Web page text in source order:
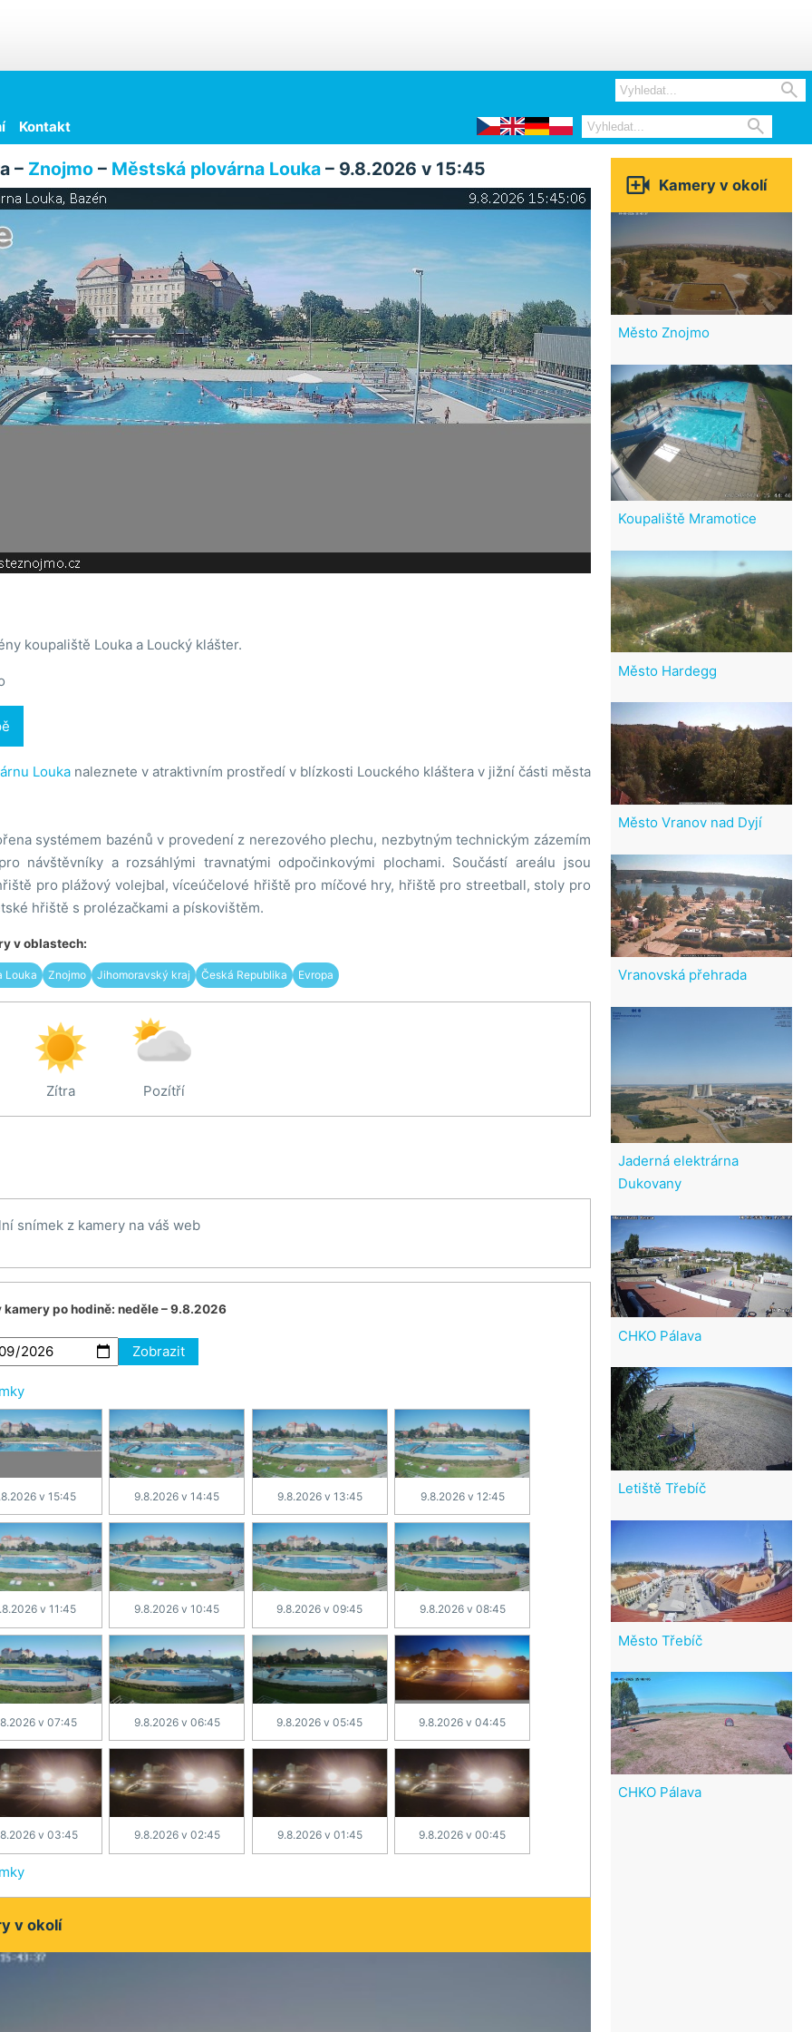

Kontakt 
– Znojmo– Městská plovárna Louka– 9.8.2026 v 15:45
koupaliště Louka a Loucký klášter.
Loukanaleznete v atraktivním prostředí v blízkosti Louckého kláštera v jižní části města
systémem bazénů v provedení z nerezového plechu, nezbytným technickým zázemím
návštěvníky a rozsáhlými travnatými odpočinkovými plochami. Součástí areálu jsou
pro plážový volejbal, víceúčelové hřiště pro míčové hry, hřiště pro streetball, stoly pro
hřiště s prolézačkami a pískovištěm.
v oblastech:
Louka Znojmo Jihomoravský kraj Česká Republika Evropa
Zítra Pozítří
snímek z kamery na váš web
kamery po hodině: neděle – 9.8.2026
Zobrazit
v 15:45 9.8.2026 v 14:45 9.8.2026 v 13:45 9.8.2026 v 12:45
v 11:45 9.8.2026 v 10:45 9.8.2026 v 09:45 9.8.2026 v 08:45
v 07:45 9.8.2026 v 06:45 9.8.2026 v 05:45 9.8.2026 v 04:45
v 03:45 9.8.2026 v 02:45 9.8.2026 v 01:45 9.8.2026 v 00:45
v okolí
 Kamery v okolí
Město Znojmo
Koupaliště Mramotice
Město Hardegg
Město Vranov nad Dyjí
Vranovská přehrada
Jaderná elektrárna
Dukovany
CHKO Pálava
Letiště Třebíč
Město Třebíč
CHKO Pálava